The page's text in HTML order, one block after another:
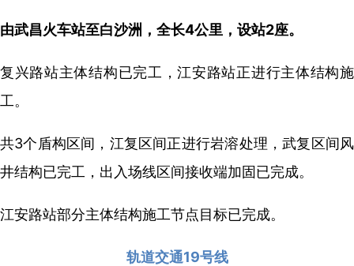
由武昌火车站至白沙洲，全长4公里，设站2座。
复兴路站主体结构已完工，江安路站正进行主体结构施
工。
共3个盾构区间，江复区间正进行岩溶处理，武复区间风
井结构已完工，出入场线区间接收端加固已完成。
江安路站部分主体结构施工节点目标已完成。
轨道交通19号线